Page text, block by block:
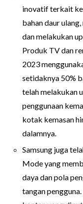
inovatif terkait
bahan daur
dan melakukan
Produk TV dan
2023
setidaknya 50%
telah melakukan
penggunaan
kotak kemasan
dalamnya.
Samsung juga
Mode yang
daya dan pola
tangan